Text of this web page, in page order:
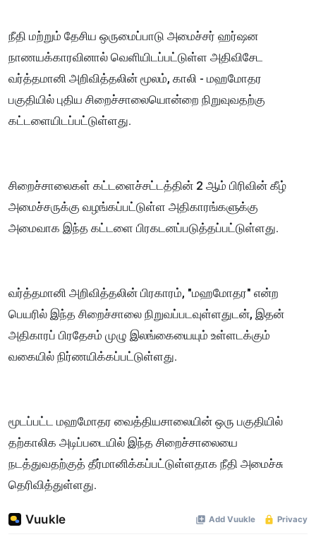
நீதி மற்றும் தேசிய ஒருமைப்பாடு அமைச்சர் ஹர்ஷன
நாணயக்காரவினால் வெளியிடப்பட்டுள்ள அதிவிசேட
வர்த்தமானி அறிவித்தலின் மூலம், காலி - மஹமோதர
பகுதியில் புதிய சிறைச்சாலையொன்றை நிறுவுவதற்கு
கட்டளையிடப்பட்டுள்ளது.
சிறைச்சாலைகள் கட்டளைச்சட்டத்தின் 2 ஆம் பிரிவின் கீழ்
அமைச்சருக்கு வழங்கப்பட்டுள்ள அதிகாரங்களுக்கு
அமைவாக இந்த கட்டளை பிரகடனப்படுத்தப்பட்டுள்ளது.
வர்த்தமானி அறிவித்தலின் பிரகாரம், "மஹமோதர" என்ற
பெயரில் இந்த சிறைச்சாலை நிறுவப்படவுள்ளதுடன், இதன்
அதிகாரப் பிரதேசம் முழு இலங்கையையும் உள்ளடக்கும்
வகையில் நிர்ணயிக்கப்பட்டுள்ளது.
மூடப்பட்ட மஹமோதர வைத்தியசாலையின் ஒரு பகுதியில்
தற்காலிக அடிப்படையில் இந்த சிறைச்சாலையை
நடத்துவதற்குத் தீர்மானிக்கப்பட்டுள்ளதாக நீதி அமைச்சு
தெரிவித்துள்ளது.